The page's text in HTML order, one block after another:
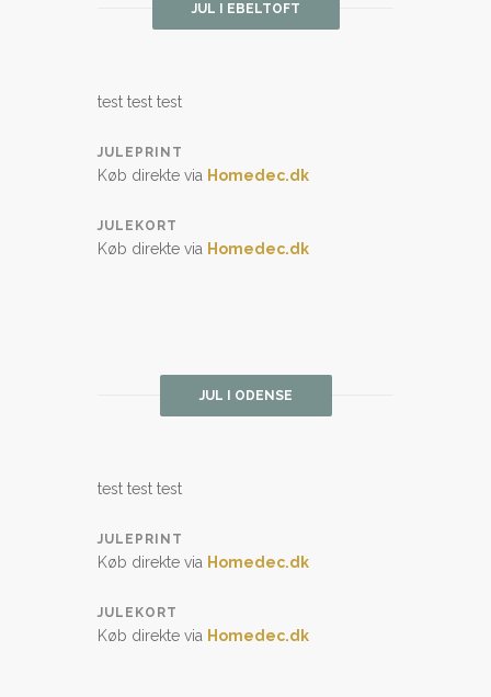
JUL I EBELTOFT
test test test
JULEPRINT
Køb direkte via Homedec.dk
JULEKORT
Køb direkte via Homedec.dk
JUL I ODENSE
test test test
JULEPRINT
Køb direkte via Homedec.dk
JULEKORT
Køb direkte via Homedec.dk